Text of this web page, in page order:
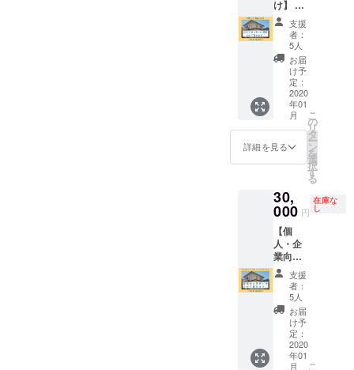
んだイ
ベン
ト、野
外での
大人数
のイベ
ントな
どを
2019年
2月を含
月開催
しま
につき
イベン
ト参加
券を提
供させ
ていた
だきま
す。
※Openi
ng
Partyに
日程上
できな
い場合
備考欄
に必ず
お名前
を記入
してく
ださい
まで1年
間有
効） ・
シェア
ハウス
での
Openin
Party(1/
2/15)へ
の招待
能） ・
3日間の
シェア
ハウス
体験券
（要事
前相談)
→上記
のリ
ターン
を全て
受け取
れるお
得な
け】 最
上級リ
ターン
20000
円～ ・
あなた
を「公
式スポ
サー」
に認定
させて
頂きま
す。 ・
の写真
とプロ
フィー
ルを玄
関の目
立つ場
所に永
年飾ら
せて頂
きま
す。来
客みん
なが目
にする
支援
者：
5人
お届
け予
定：
2020
年01
月
詳細を見る
こ
の
リ
タ
ー
ン
を
選
択
す
る
30,
000 円
在庫な
し
【個
人・企
業向け
協賛 ５
社限
定】 ・
彦根の
10代20
代の日
本人と
留学生
支援
者：
5人
お届
け予
定：
2020
年01
月
こ